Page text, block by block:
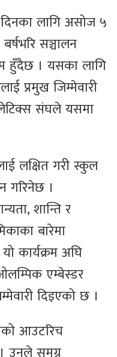
लागि असोज ५
सञ्चालन
हुँदैछ । यसका लागि
प्रमुख जिम्मेवारी
संघले यसमा
लक्षित गरी स्कुल
गरिनेछ ।
शान्ति र
बारेमा
यो कार्यक्रम अघि
एम्बेस्डर
दिइएको छ ।
आउटरिच